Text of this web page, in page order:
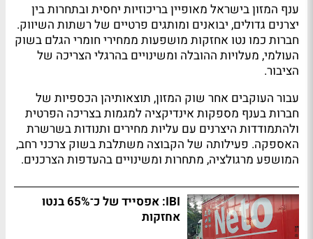
ענף המזון בישראל מאופיין בריכוזיות יחסית ובתחרות בין
יצרנים גדולים, יבואנים ומותגים פרטיים של רשתות השיווק.
חברות כמו נטו אחזקות מושפעות ממחירי חומרי הגלם בשוק
העולמי, מעלויות ההובלה ומשינויים בהרגלי הצריכה של
הציבור.
עבור העוקבים אחר שוק המזון, תוצאותיהן הכספיות של
חברות בענף מספקות אינדיקציה למגמות בצריכה הפרטית
ולהתמודדות היצרנים עם עליות מחירים ותנודות בשרשרת
האספקה. פעילותה של הקבוצה משתלבת בשוק צרכני רחב,
המושפע מרגולציה, מתחרות ומשינויים בהעדפות הצרכנים.
IBI: אפסייד של כ־65% בנטו
אחזקות